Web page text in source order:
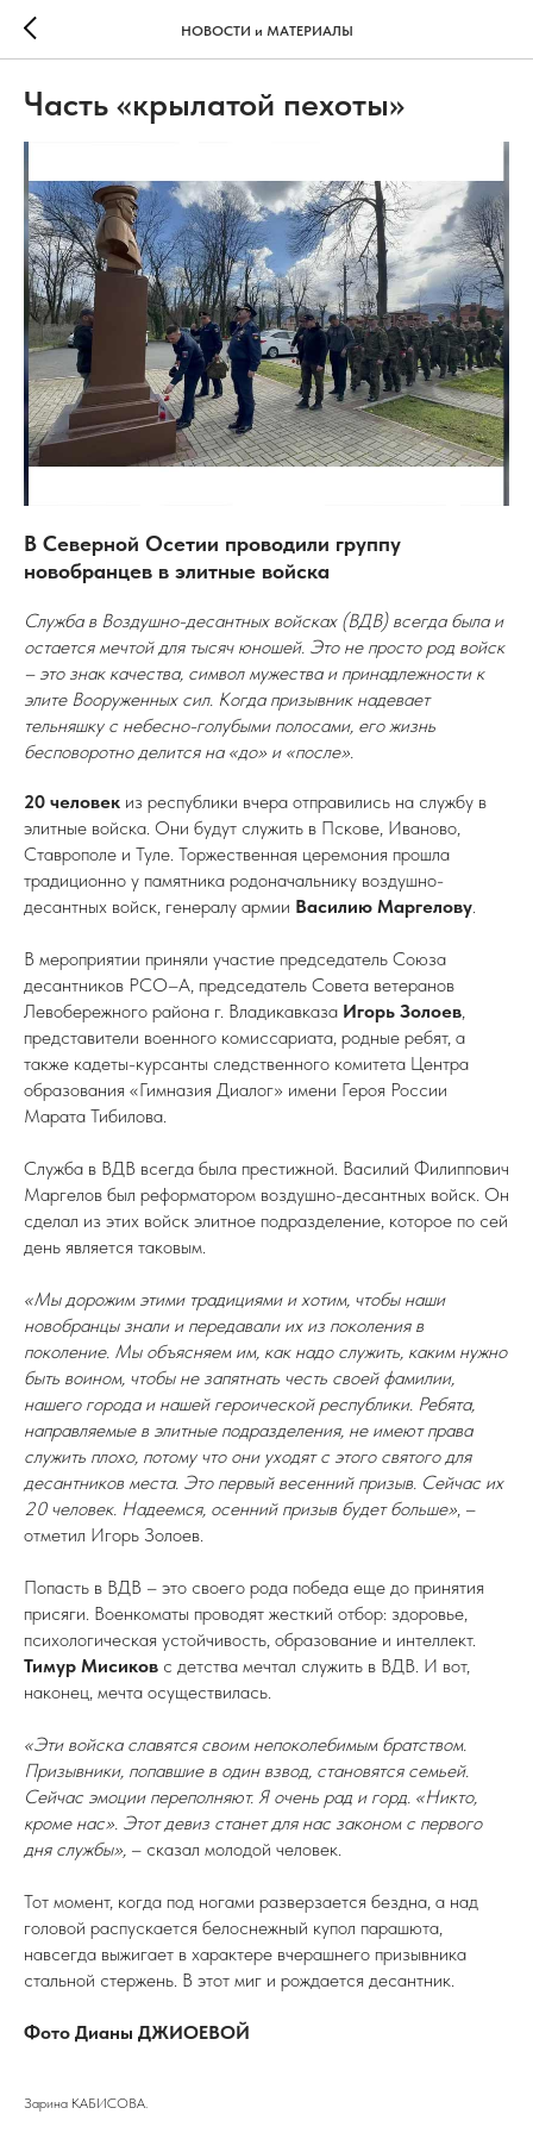
НОВОСТИ и МАТЕРИАЛЫ
Часть «крылатой пехоты»
В Северной Осетии проводили группу
новобранцев в элитные войска
Служба в Воздушно-десантных войсках (ВДВ) всегда была и
остается мечтой для тысяч юношей. Это не просто род войск
– это знак качества, символ мужества и принадлежности к
элите Вооруженных сил. Когда призывник надевает
тельняшку с небесно-голубыми полосами, его жизнь
бесповоротно делится на «до» и «после».
20 человек из республики вчера отправились на службу в
элитные войска. Они будут служить в Пскове, Иваново,
Ставрополе и Туле. Торжественная церемония прошла
традиционно у памятника родоначальнику воздушно-
десантных войск, генералу армии Василию Маргелову.
В мероприятии приняли участие председатель Союза
десантников РСО–А, председатель Совета ветеранов
Левобережного района г. Владикавказа Игорь Золоев,
представители военного комиссариата, родные ребят, а
также кадеты-курсанты следственного комитета Центра
образования «Гимназия Диалог» имени Героя России
Марата Тибилова.
Служба в ВДВ всегда была престижной. Василий Филиппович
Маргелов был реформатором воздушно-десантных войск. Он
сделал из этих войск элитное подразделение, которое по сей
день является таковым.
«Мы дорожим этими традициями и хотим, чтобы наши
новобранцы знали и передавали их из поколения в
поколение. Мы объясняем им, как надо служить, каким нужно
быть воином, чтобы не запятнать честь своей фамилии,
нашего города и нашей героической республики. Ребята,
направляемые в элитные подразделения, не имеют права
служить плохо, потому что они уходят с этого святого для
десантников места. Это первый весенний призыв. Сейчас их
20 человек. Надеемся, осенний призыв будет больше», –
отметил Игорь Золоев.
Попасть в ВДВ – это своего рода победа еще до принятия
присяги. Военкоматы проводят жесткий отбор: здоровье,
психологическая устойчивость, образование и интеллект.
Тимур Мисиков с детства мечтал служить в ВДВ. И вот,
наконец, мечта осуществилась.
«Эти войска славятся своим непоколебимым братством.
Призывники, попавшие в один взвод, становятся семьей.
Сейчас эмоции переполняют. Я очень рад и горд. «Никто,
кроме нас». Этот девиз станет для нас законом с первого
дня службы», – сказал молодой человек.
Тот момент, когда под ногами разверзается бездна, а над
головой распускается белоснежный купол парашюта,
навсегда выжигает в характере вчерашнего призывника
стальной стержень. В этот миг и рождается десантник.
Фото Дианы ДЖИОЕВОЙ
Зарина КАБИСОВА.